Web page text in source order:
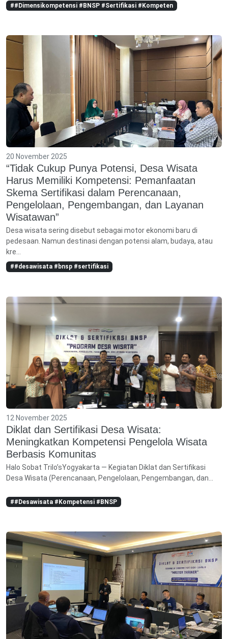
##Dimensikompetensi #BNSP #Sertifikasi #Kompeten
20 November 2025
“Tidak Cukup Punya Potensi, Desa Wisata
Harus Memiliki Kompetensi: Pemanfaatan
Skema Sertifikasi dalam Perencanaan,
Pengelolaan, Pengembangan, dan Layanan
Wisatawan”
Desa wisata sering disebut sebagai motor ekonomi baru di
pedesaan. Namun destinasi dengan potensi alam, budaya, atau
kre...
##desawisata #bnsp #sertifikasi
12 November 2025
Diklat dan Sertifikasi Desa Wisata:
Meningkatkan Kompetensi Pengelola Wisata
Berbasis Komunitas
Halo Sobat Trilo’s Yogyakarta — Kegiatan Diklat dan Sertifikasi
Desa Wisata (Perencanaan, Pengelolaan, Pengembangan, dan...
##Desawisata #Kompetensi #BNSP